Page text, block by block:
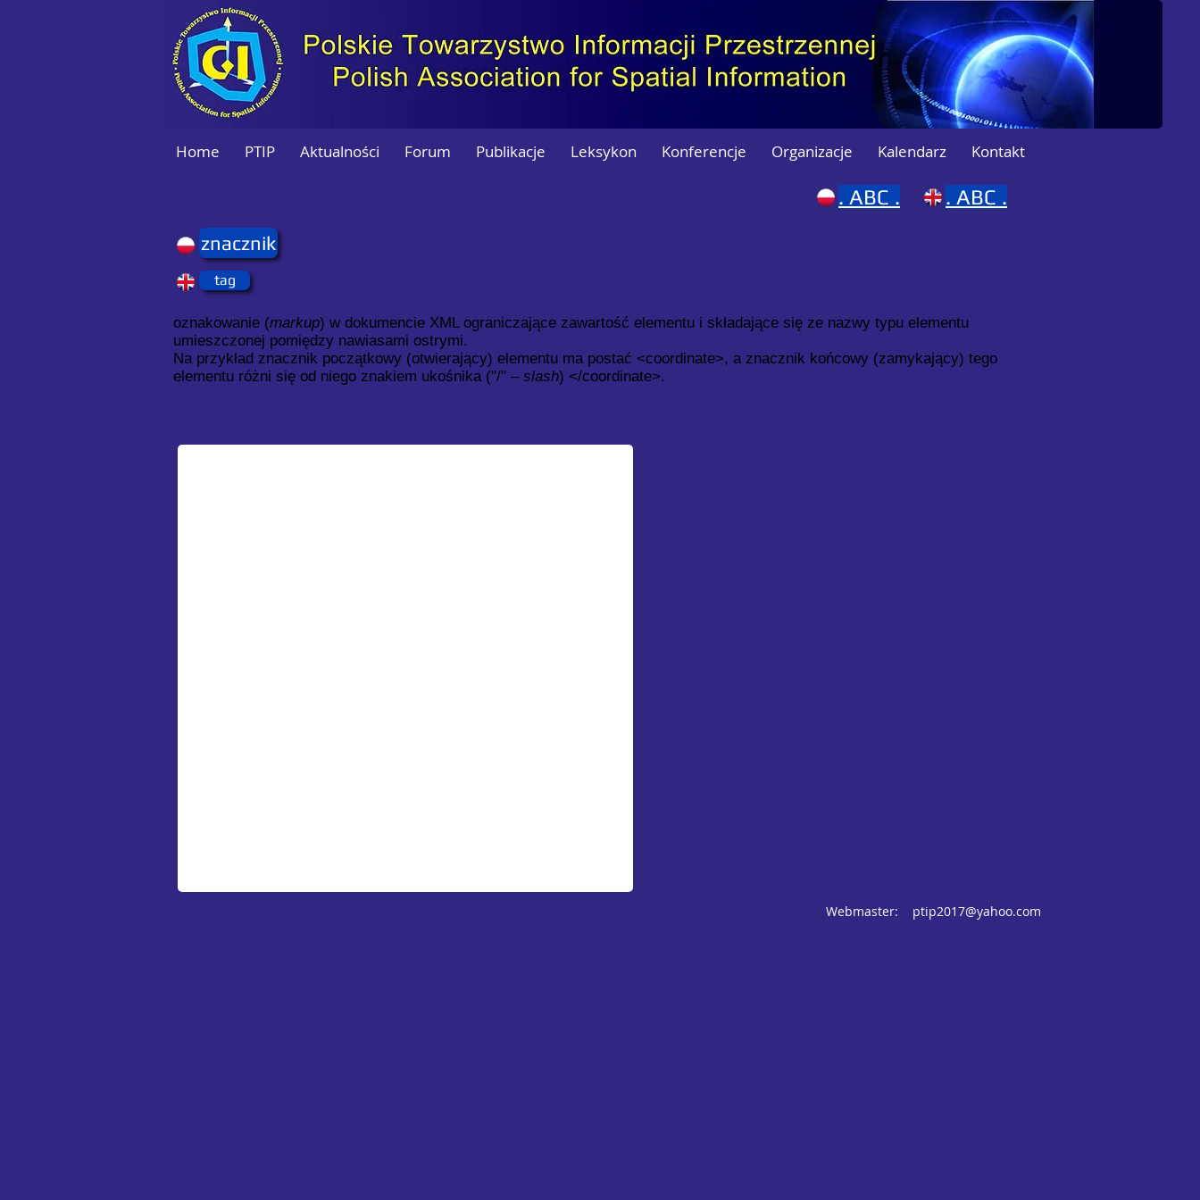
Home PTIP Aktualności Forum Publikacje Leksykon Konferencje Organizacje Kalendarz Kontakt
. ABC . . ABC .
znacznik
tag
oznakowanie (markup) w dokumencie XML ograniczające zawartość elementu i składające się ze nazwy typu elementu
umieszczonej pomiędzy nawiasami ostrymi.
Na przykład znacznik początkowy (otwierający) elementu ma postać <coordinate>, a znacznik końcowy (zamykający) tego
elementu różni się od niego znakiem ukośnika ("/" – slash) </coordinate>.
Webmaster: ptip2017@yahoo.com